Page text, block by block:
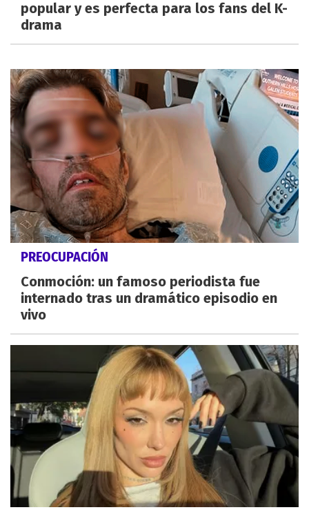
popular y es perfecta para los fans del K-
drama
PREOCUPACIÓN
Conmoción: un famoso periodista fue
internado tras un dramático episodio en
vivo